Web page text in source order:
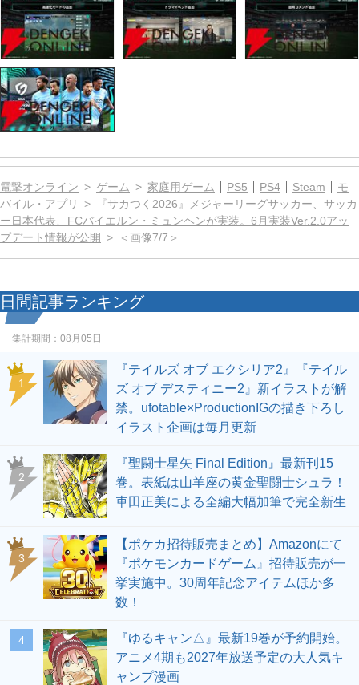
電撃オンライン ゲーム 家庭用ゲーム PS5 PS4 Steam
モ
バイル・アプリ
『サカつく2026』メジャーリーグサッカー、サッカ
ー日本代表、FCバイエルン・ミュンヘンが実装。6月実装Ver.2.0アッ
プデート情報が公開
＜画像7/7＞
日間記事ランキング
集計期間： 08月05日
1
『テイルズ オブ エクシリア2』『テイル
ズ オブ デスティニー2』新イラストが解
禁。ufotable×ProductionIGの描き下ろし
イラスト企画は毎月更新
2
『聖闘士星矢 Final Edition』最新刊15
巻。表紙は山羊座の黄金聖闘士シュラ！
車田正美による全編大幅加筆で完全新生
3
【ポケカ招待販売まとめ】Amazonにて
『ポケモンカードゲーム』招待販売が一
挙実施中。30周年記念アイテムほか多
数！
4
『ゆるキャン△』最新19巻が予約開始。
アニメ4期も2027年放送予定の大人気キ
ャンプ漫画